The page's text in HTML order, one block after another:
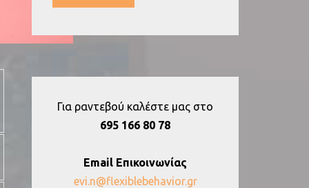
Για ραντεβού καλέστε μας στο
695 166 80 78
Email Επικοινωνίας
evi.n@flexiblebehavior.gr